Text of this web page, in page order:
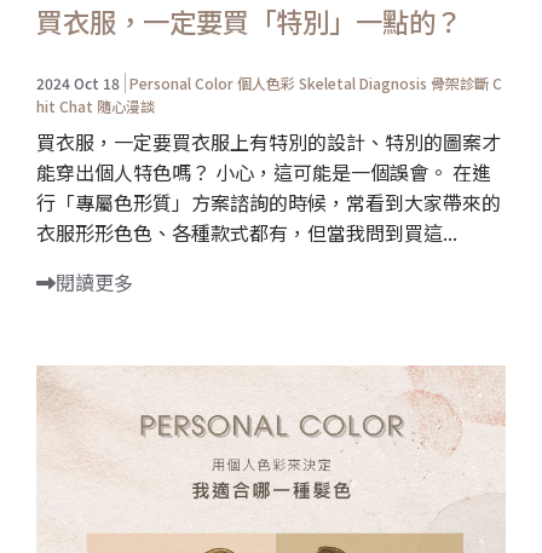
買衣服，一定要買「特別」一點的？
2024 Oct 18 Personal Color 個人色彩 Skeletal Diagnosis 骨架診斷C
hit Chat 隨心漫談
買衣服，一定要買衣服上有特別的設計、特別的圖案才
能穿出個人特色嗎？ 小心，這可能是一個誤會。 在進
行「專屬色形質」方案諮詢的時候，常看到大家帶來的
衣服形形色色、各種款式都有，但當我問到買這...
閱讀更多